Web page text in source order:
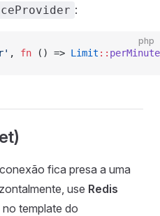
:
php
, fn () => Limit :: perMinute
fica presa a uma
use Redis
template do